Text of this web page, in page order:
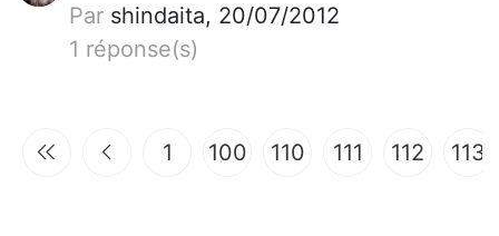
Par shindaita, 20/07/2012
1 réponse(s)
1 100 110 111 112 113